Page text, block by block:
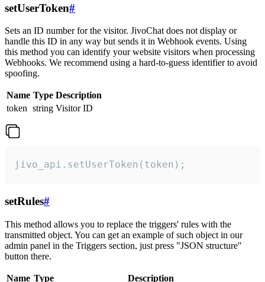
setUserToken#
Sets an ID number for the visitor. JivoChat does not display or
handle this ID in any way but sends it in Webhook events. Using
this method you can identify your website visitors when processing
Webhooks. We recommend using a hard-to-guess identifier to avoid
spoofing.
Name Type Description
token string Visitor ID
jivo_api.setUserToken(token);
setRules#
This method allows you to replace the triggers' rules with the
transmitted object. You can get an example of such object in our
admin panel in the Triggers section, just press "JSON structure"
button there.
Name Type
Description